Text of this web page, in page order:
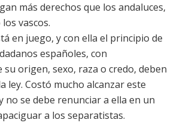
más derechos que los andaluces,
vascos.
en juego, y con ella el principio de
españoles, con
su origen, sexo, raza o credo, deben
ley. Costó mucho alcanzar este
no se debe renunciar a ella en un
a los separatistas.